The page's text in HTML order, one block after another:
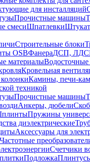
для инсталляций
Прочистные машины
смесиШпатлевки
Строительные блоки
OSBФанераДСП,
материалы
Кровельная
Камины, печи-
техникой
Прочистные машины
Анкеры, дюбели
Пружины
диэлектрические
Аксессуары для
Частотные
Счетчики
Подложка